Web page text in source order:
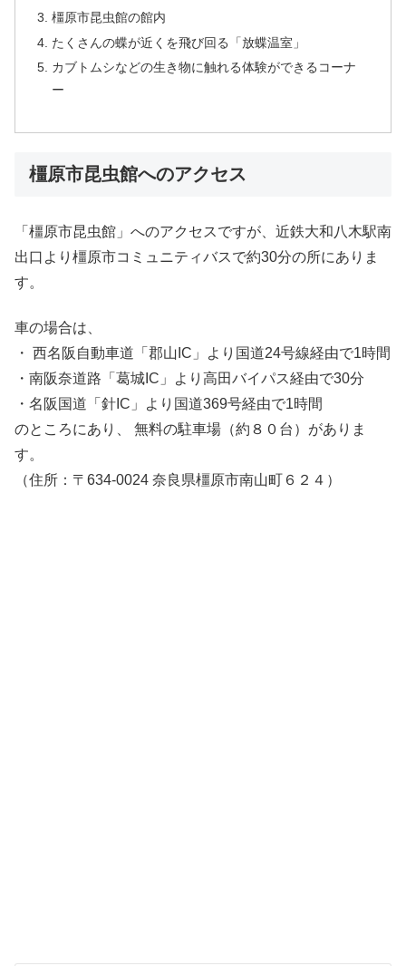
橿原市昆虫館の館内
たくさんの蝶が近くを飛び回る「放蝶温室」
カブトムシなどの生き物に触れる体験ができるコーナ
ー
橿原市昆虫館へのアクセス
「橿原市昆虫館」へのアクセスですが、近鉄大和八木駅南
出口より橿原市コミュニティバスで約30分の所にありま
す。
車の場合は、
・ 西名阪自動車道「郡山IC」より国道24号線経由で1時間
・南阪奈道路「葛城IC」より高田バイパス経由で30分
・名阪国道「針IC」より国道369号経由で1時間
のところにあり、 無料の駐車場（約８０台）がありま
す。
（住所：〒634-0024 奈良県橿原市南山町６２４）